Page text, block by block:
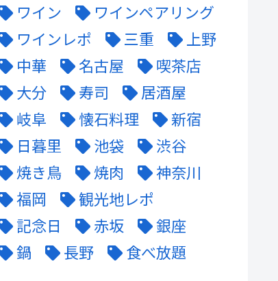
ワイン
ワインペアリング
ワインレポ
三重
上野
中華
名古屋
喫茶店
大分
寿司
居酒屋
岐阜
懐石料理
新宿
日暮里
池袋
渋谷
焼き鳥
焼肉
神奈川
福岡
観光地レポ
記念日
赤坂
銀座
鍋
長野 食べ放題